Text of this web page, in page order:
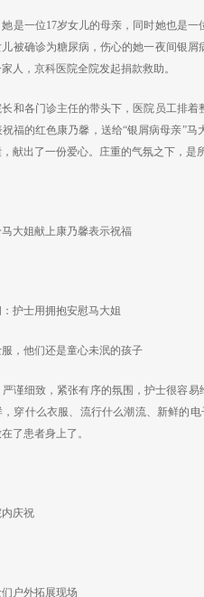
一位17岁女儿的母亲，同时她也是一
被确诊为糖尿病，伤心的她一夜间银
人，京科医院全院发起捐款救助。
各门诊主任的带头下，医院员工排着
福的红色康乃馨，送给“银屑病母亲”
献出了一份爱心。庄重的气氛之下，是
姐献上康乃馨表示祝福
士用拥抱安慰马大姐
他们还是童心未泯的孩子
细致，紧张有序的氛围，护士很容易
穿什么衣服、流行什么潮流、新鲜的
了患者身上了。
庆祝
户外拓展现场